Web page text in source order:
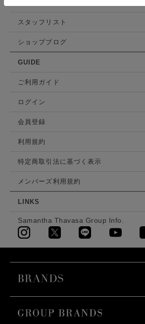
スタッフリスト
ショップブログ
GUIDE
ご利用ガイド
ログイン
会員登録
利用規約
特定商取引法に基づく表示
メンバーズ利用規約
LINKS
Samantha Thavasa Group Info.